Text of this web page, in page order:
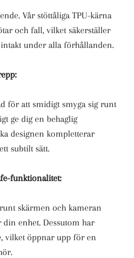
Vår stöttåliga TPU-kärna
och fall, vilket säkerställer
under alla förhållanden.
för att smidigt smyga sig runt
ge dig en behaglig
designen kompletterar
subtilt sätt.
funktionalitet:
skärmen och kameran
enhet. Dessutom har
vilket öppnar upp för en